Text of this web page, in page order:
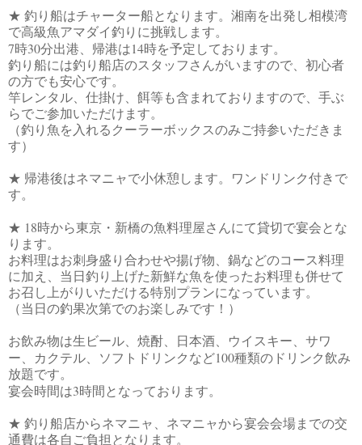
★ 釣り船はチャーター船となります。湘南を出発し相模湾
で高級魚アマダイ釣りに挑戦します。
7時30分出港、帰港は14時を予定しております。
釣り船には釣り船店のスタッフさんがいますので、初心者
の方でも安心です。
竿レンタル、仕掛け、餌等も含まれておりますので、手ぶ
らでご参加いただけます。
（釣り魚を入れるクーラーボックスのみご持参いただきま
す）
★ 帰港後はネマニャで小休憩します。ワンドリンク付きで
す。
★ 18時から東京・新橋の魚料理屋さんにて貸切で宴会とな
ります。
お料理はお刺身盛り合わせや揚げ物、鍋などのコース料理
に加え、当日釣り上げた新鮮な魚を使ったお料理も併せて
お召し上がりいただける特別プランになっています。
（当日の釣果次第でのお楽しみです！）
お飲み物は生ビール、焼酎、日本酒、ウイスキー、サワ
ー、カクテル、ソフトドリンクなど100種類のドリンク飲み
放題です。
宴会時間は3時間となっております。
★ 釣り船店からネマニャ、ネマニャから宴会会場までの交
通費は各自ご負担となります。